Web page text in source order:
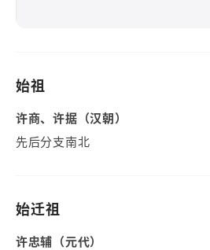
始祖
许商、许据（汉朝）
先后分支南北
始迁祖
许忠辅（元代）